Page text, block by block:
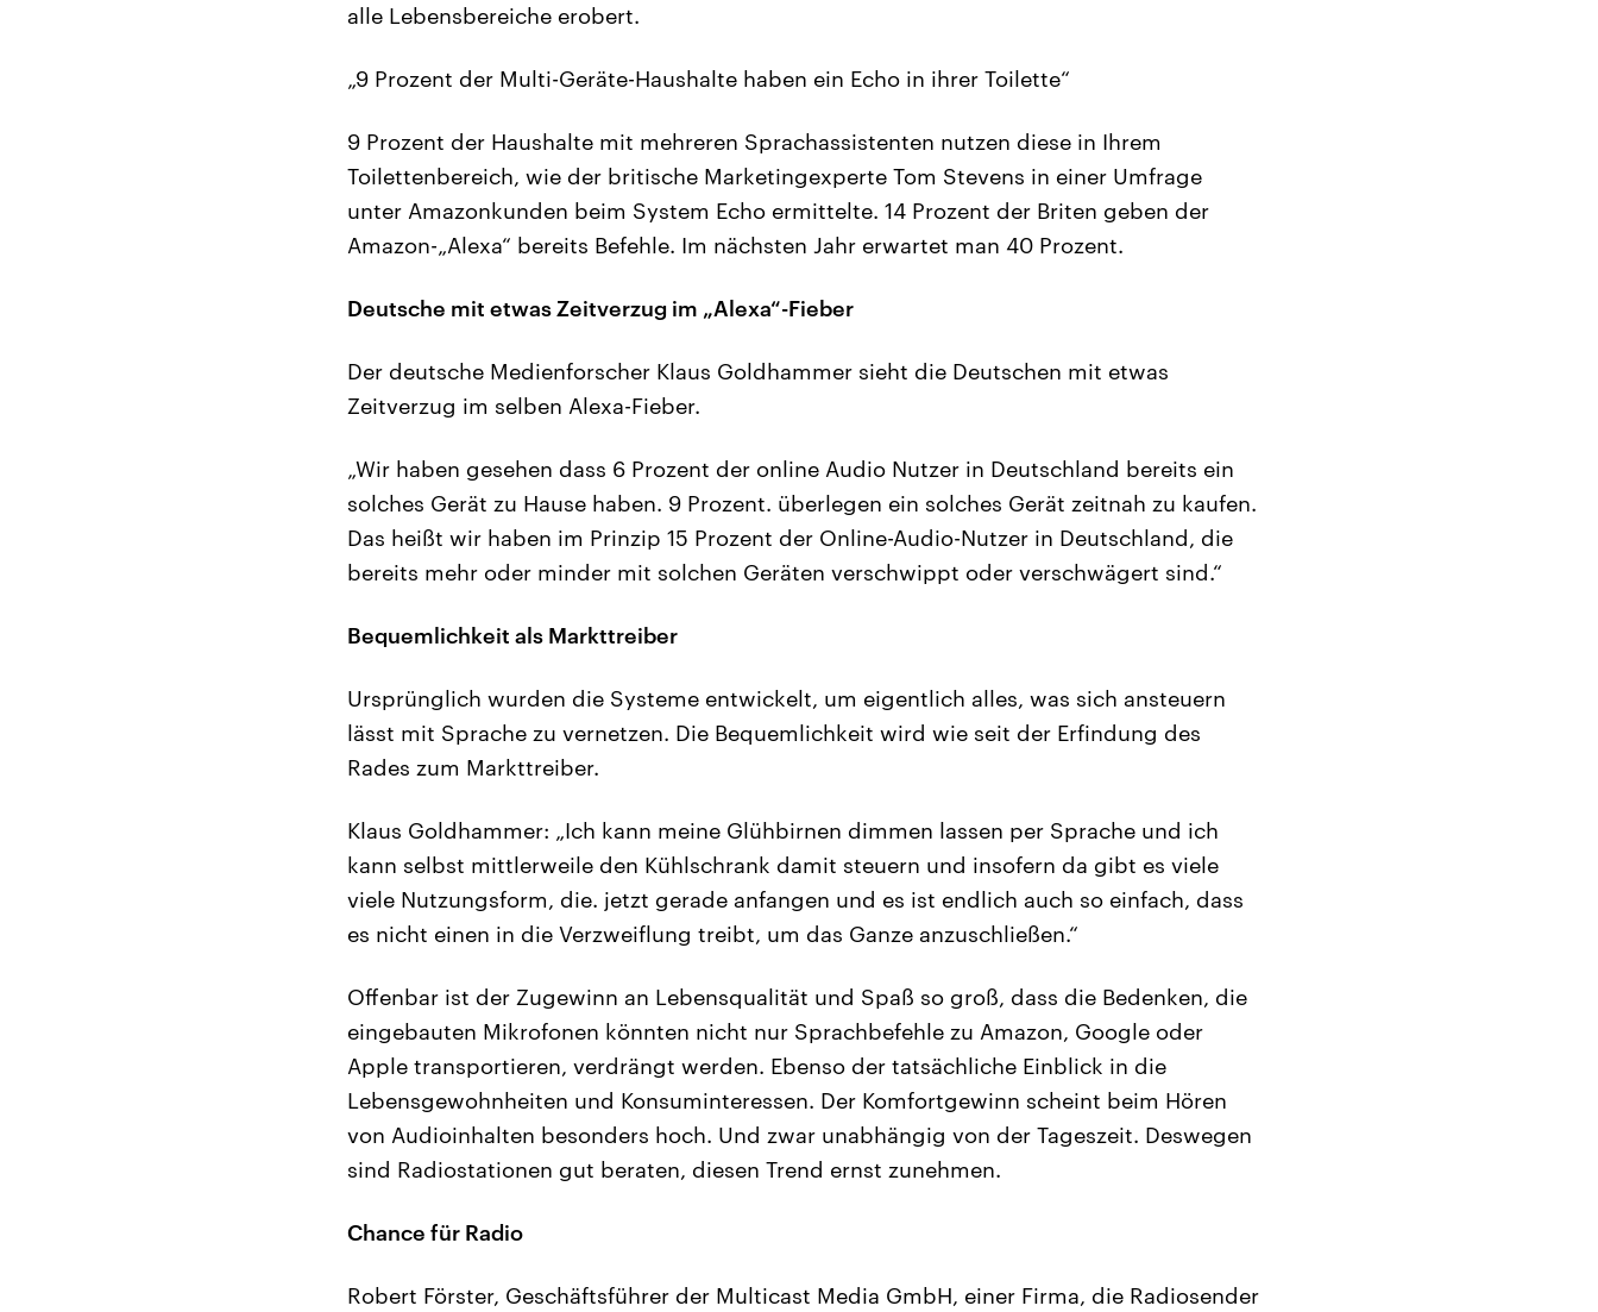
alle Lebensbereiche erobert.
„9 Prozent der Multi-Geräte-Haushalte haben ein Echo in ihrer Toilette“
9 Prozent der Haushalte mit mehreren Sprachassistenten nutzen diese in Ihrem
Toilettenbereich, wie der britische Marketingexperte Tom Stevens in einer Umfrage
unter Amazonkunden beim System Echo ermittelte. 14 Prozent der Briten geben der
Amazon-„Alexa“ bereits Befehle. Im nächsten Jahr erwartet man 40 Prozent.
Deutsche mit etwas Zeitverzug im „Alexa“-Fieber
Der deutsche Medienforscher Klaus Goldhammer sieht die Deutschen mit etwas
Zeitverzug im selben Alexa-Fieber.
„Wir haben gesehen dass 6 Prozent der online Audio Nutzer in Deutschland bereits ein
solches Gerät zu Hause haben. 9 Prozent. überlegen ein solches Gerät zeitnah zu kaufen.
Das heißt wir haben im Prinzip 15 Prozent der Online-Audio-Nutzer in Deutschland, die
bereits mehr oder minder mit solchen Geräten verschwippt oder verschwägert sind.“
Bequemlichkeit als Markttreiber
Ursprünglich wurden die Systeme entwickelt, um eigentlich alles, was sich ansteuern
lässt mit Sprache zu vernetzen. Die Bequemlichkeit wird wie seit der Erfindung des
Rades zum Markttreiber.
Klaus Goldhammer: „Ich kann meine Glühbirnen dimmen lassen per Sprache und ich
kann selbst mittlerweile den Kühlschrank damit steuern und insofern da gibt es viele
viele Nutzungsform, die. jetzt gerade anfangen und es ist endlich auch so einfach, dass
es nicht einen in die Verzweiflung treibt, um das Ganze anzuschließen.“
Offenbar ist der Zugewinn an Lebensqualität und Spaß so groß, dass die Bedenken, die
eingebauten Mikrofonen könnten nicht nur Sprachbefehle zu Amazon, Google oder
Apple transportieren, verdrängt werden. Ebenso der tatsächliche Einblick in die
Lebensgewohnheiten und Konsuminteressen. Der Komfortgewinn scheint beim Hören
von Audioinhalten besonders hoch. Und zwar unabhängig von der Tageszeit. Deswegen
sind Radiostationen gut beraten, diesen Trend ernst zunehmen.
Chance für Radio
Robert Förster, Geschäftsführer der Multicast Media GmbH, einer Firma, die Radiosender